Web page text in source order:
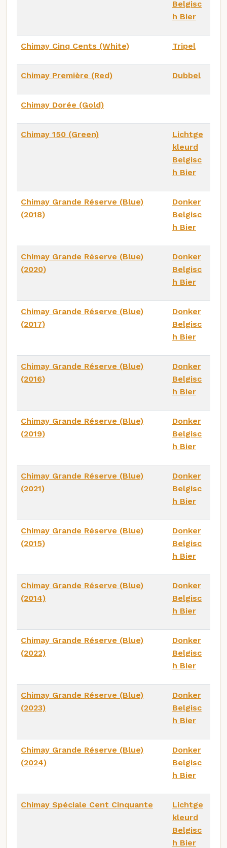
Belgisc
h Bier
Chimay Cinq Cents (White) Tripel
Chimay Première (Red) Dubbel
Chimay Dorée (Gold)
Chimay 150 (Green)
Lichtge
kleurd
Belgisc
h Bier
Chimay Grande Réserve (Blue)
(2018)
Donker
Belgisc
h Bier
Chimay Grande Réserve (Blue)
(2020)
Donker
Belgisc
h Bier
Chimay Grande Réserve (Blue)
(2017)
Donker
Belgisc
h Bier
Chimay Grande Réserve (Blue)
(2016)
Donker
Belgisc
h Bier
Chimay Grande Réserve (Blue)
(2019)
Donker
Belgisc
h Bier
Chimay Grande Réserve (Blue)
(2021)
Donker
Belgisc
h Bier
Chimay Grande Réserve (Blue)
(2015)
Donker
Belgisc
h Bier
Chimay Grande Réserve (Blue)
(2014)
Donker
Belgisc
h Bier
Chimay Grande Réserve (Blue)
(2022)
Donker
Belgisc
h Bier
Chimay Grande Réserve (Blue)
(2023)
Donker
Belgisc
h Bier
Chimay Grande Réserve (Blue)
(2024)
Donker
Belgisc
h Bier
Chimay Spéciale Cent Cinquante
Lichtge
kleurd
Belgisc
h Bier